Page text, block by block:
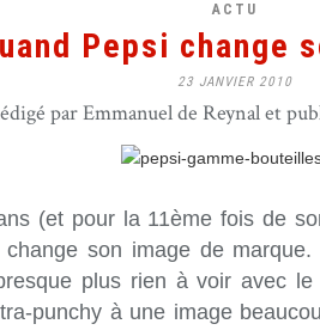
ACTU
Pepsi change
23 JANVIER 2010
par Emmanuel de Reynal et
(et pour la 11ème fois de
son image de marque.
plus rien à voir avec le
punchy à une image